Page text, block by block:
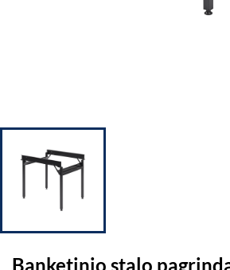
Banketinio stalo